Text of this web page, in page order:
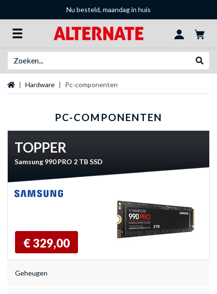
Nu besteld, maandag in huis
Startpagina
Hardware Pc-componenten
PC-COMPONENTEN
TOPPER
Samsung 990 PRO 2 TB SSD
€ 329,00
Geheugen